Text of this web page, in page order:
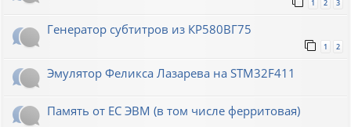
1 2 3
Генератор субтитров из КР580ВГ75
1 2
Эмулятор Феликса Лазарева на STM32F411
Память от ЕС ЭВМ (в том числе ферритовая)